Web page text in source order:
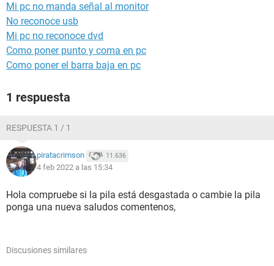
Mi pc no manda señal al monitor
No reconoce usb
Mi pc no reconoce dvd
Como poner punto y coma en pc
Como poner el barra baja en pc
1 respuesta
RESPUESTA 1 / 1
piratacrimson 11.636
4 feb 2022 a las 15:34
Hola compruebe si la pila está desgastada o cambie la pila
ponga una nueva saludos comentenos,
Discusiones similares